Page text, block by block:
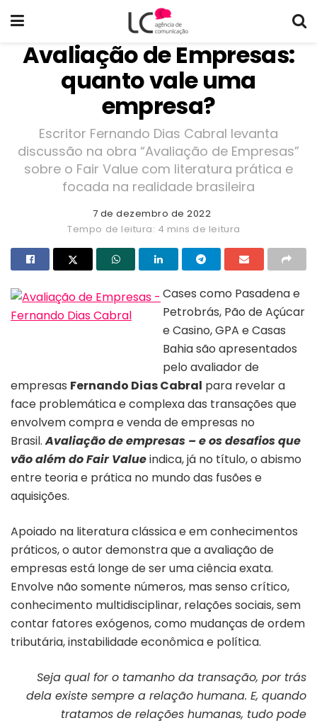
Avaliação de Empresas:
quanto vale uma
empresa?
Escritor Fernando Dias Cabral levanta
discussão na obra “Avaliação de Empresas”
sobre o Fair Value com literatura prática e
focada na realidade brasileira
7 de dezembro de 2022
Tempo de leitura: 4 mins de leitura
Cases como Pasadena e
Petrobrás, Pão de Açúcar
e Casino, GPA e Casas
Bahia são apresentados
pelo avaliador de
empresas Fernando Dias Cabral para revelar a
face problemática e complexa das transações que
envolvem compra e venda de empresas no
Brasil.Avaliação de empresas – e os desafios que
vão além do Fair Valueindica, já no título, o abismo
entre teoria e prática no mundo das fusões e
aquisições.
Apoiado na literatura clássica e em conhecimentos
práticos, o autor demonstra que a avaliação de
empresas está longe de ser uma ciência exata.
Envolve não somente números, mas senso crítico,
conhecimento multidisciplinar, relações sociais, sem
contar fatores exógenos, como mudanças de ordem
tributária, instabilidade econômica e política.
Seja qual for o tamanho da transação, por trás
dela existe sempre a relação humana. E, quando
tratamos de relações humanas, tudo pode